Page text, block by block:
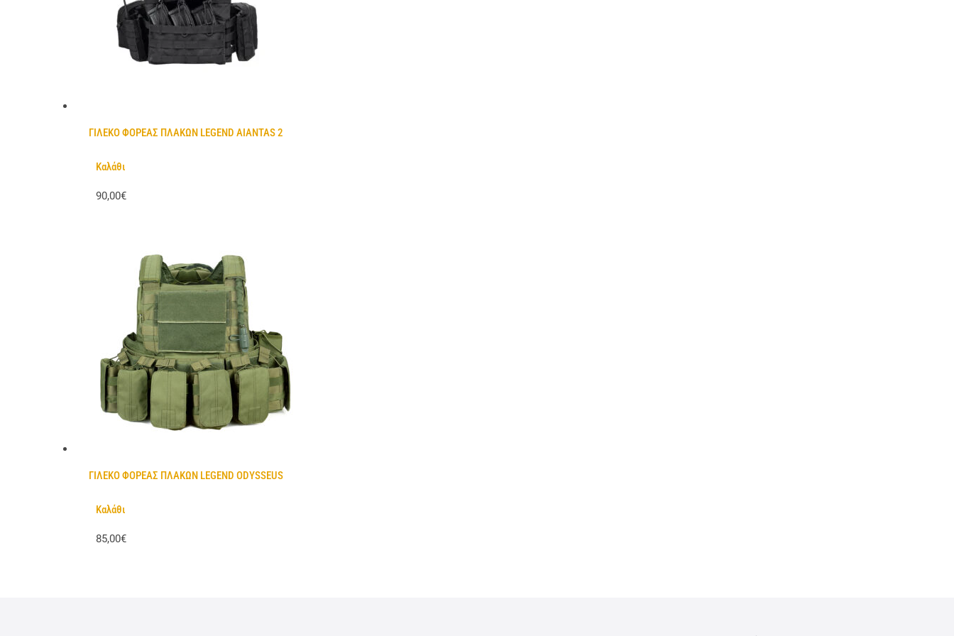
ΓΙΛΕΚΟ ΦΟΡΕΑΣ ΠΛΑΚΩΝ LEGEND AIANTAS 2
Καλάθι
90,00€
ΓΙΛΕΚΟ ΦΟΡΕΑΣ ΠΛΑΚΩΝ LEGEND ODYSSEUS
Καλάθι
85,00€